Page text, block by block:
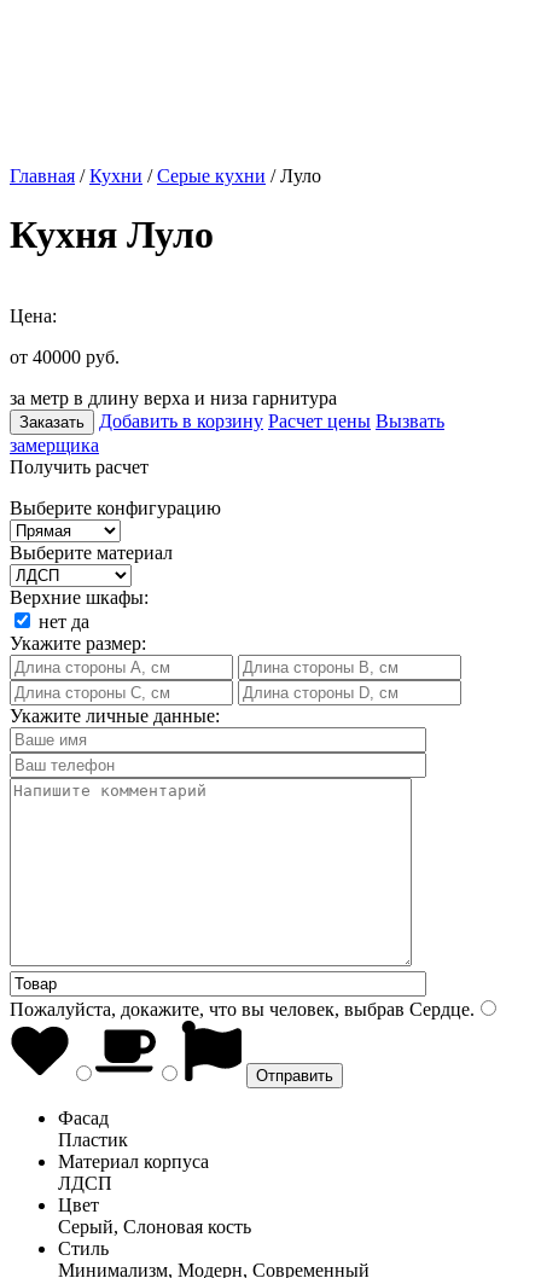
Главная /Кухни /Серые кухни / Луло
Кухня Луло
Цена:
от 40000 руб.
за метр в длину верха и низа гарнитура
Заказать Добавить в корзину Расчет цены Вызвать
замерщика
Получить расчет
Выберите конфигурацию
Выберите материал
Верхние шкафы:
нет да
Укажите размер:
Укажите личные данные:
Пожалуйста, докажите, что вы человек, выбрав Сердце.
Фасад
Пластик
Материал корпуса
ЛДСП
Цвет
Серый, Слоновая кость
Стиль
Минимализм, Модерн, Современный